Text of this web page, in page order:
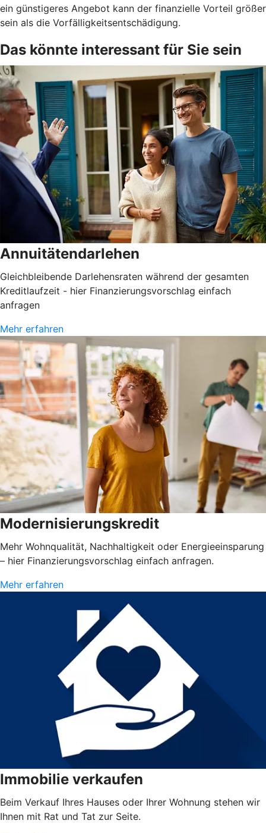
ein günstigeres Angebot kann der finanzielle Vorteil größer
sein als die Vorfälligkeitsentschädigung.
Das könnte interessant für Sie sein
Annuitätendarlehen
Gleichbleibende Darlehensraten während der gesamten
Kreditlaufzeit - hier Finanzierungsvorschlag einfach
anfragen
Mehr erfahren
Modernisierungskredit
Mehr Wohnqualität, Nachhaltigkeit oder Energieeinsparung
– hier Finanzierungsvorschlag einfach anfragen.
Mehr erfahren
Immobilie verkaufen
Beim Verkauf Ihres Hauses oder Ihrer Wohnung stehen wir
Ihnen mit Rat und Tat zur Seite.